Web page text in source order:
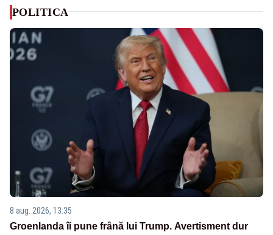
POLITICA
8 aug. 2026, 13:35
Groenlanda îi pune frână lui Trump. Avertisment dur